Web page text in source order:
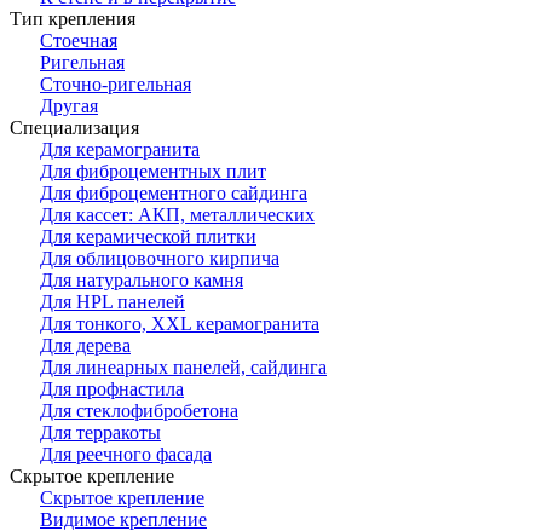
Тип крепления
Стоечная
Ригельная
Сточно-ригельная
Другая
Специализация
Для керамогранита
Для фиброцементных плит
Для фиброцементного сайдинга
Для кассет: АКП, металлических
Для керамической плитки
Для облицовочного кирпича
Для натурального камня
Для HPL панелей
Для тонкого, XXL керамогранита
Для дерева
Для линеарных панелей, сайдинга
Для профнастила
Для стеклофибробетона
Для терракоты
Для реечного фасада
Скрытое крепление
Скрытое крепление
Видимое крепление